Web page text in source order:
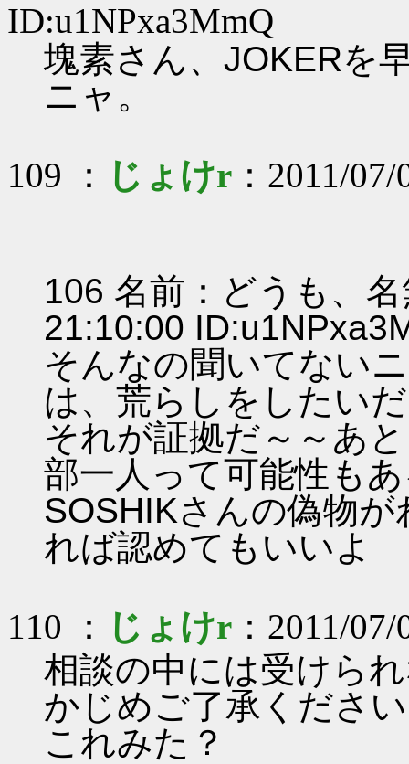
ID:u1NPxa3MmQ
塊素さん、JOKERを
ニャ。
109 ： じょけr ：2011/
106 名前：どうも、
21:10:00
そんなの聞いてない
は、荒らしをしたい
それが証拠だ～～あ
部一人って可能性も
SOSHIKさんの偽物
れば認めてもいいよ
110 ： じょけr ：2011/
相談の中には受けら
かじめご了承くださ
これみた？